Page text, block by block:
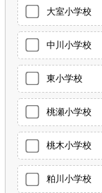
大室小学校
中川小学校
東小学校
桃瀬小学校
桃木小学校
粕川小学校